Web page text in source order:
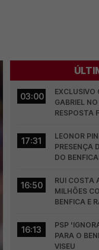
03:00
GABRIEL
RESPOSTA
17:31
LEONOR
PRESENÇA
DO
16:50
RUI COSTA
MILHÕES
BENFICA E
16:13
PSP
PARA O
VISEU